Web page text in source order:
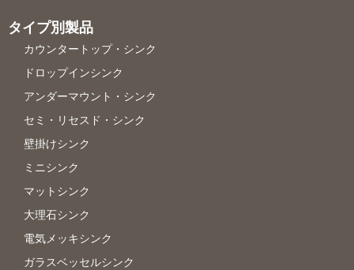
タイプ別製品
カウンタートップ・シンク
ドロップインシンク
アンダーマウント・シンク
セミ・リセスド・シンク
壁掛けシンク
ミニシンク
マットシンク
大理石シンク
電気メッキシンク
ガラスベッセルシンク